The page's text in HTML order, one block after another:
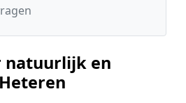
natuurlijk en